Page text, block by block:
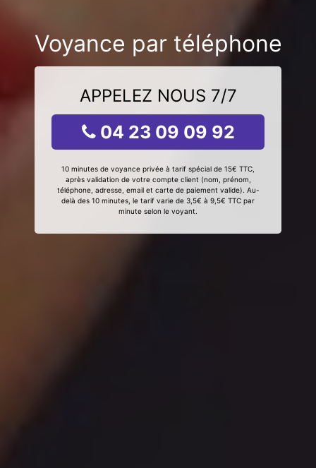
Voyance par téléphone
APPELEZ NOUS 7/7
04 23 09 09 92
10 minutes de voyance privée à tarif spécial de 15€ TTC,
après validation de votre compte client (nom, prénom,
téléphone, adresse, email et carte de paiement valide). Au-
delà des 10 minutes, le tarif varie de 3,5€ à 9,5€ TTC par
minute selon le voyant.